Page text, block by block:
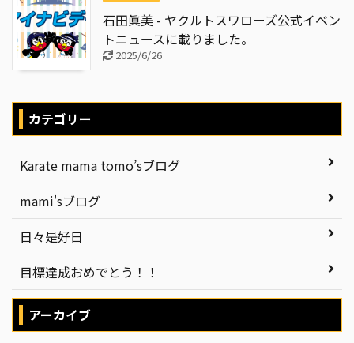
石田眞美 - ヤクルトスワローズ公式イベン
トニュースに載りました。
2025/6/26
カテゴリー
Karate mama tomo’sブログ
mami'sブログ
日々是好日
目標達成おめでとう！！
アーカイブ